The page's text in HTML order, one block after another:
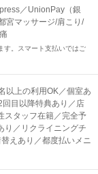
／UnionPay（銀
マッサージ/肩こり/
す。スマート支払いではご
以上の利用OK／個室あ
目以降特典あり／店
スタッフ在籍／完全予
り／リクライニングチ
えあり／都度払いメニ